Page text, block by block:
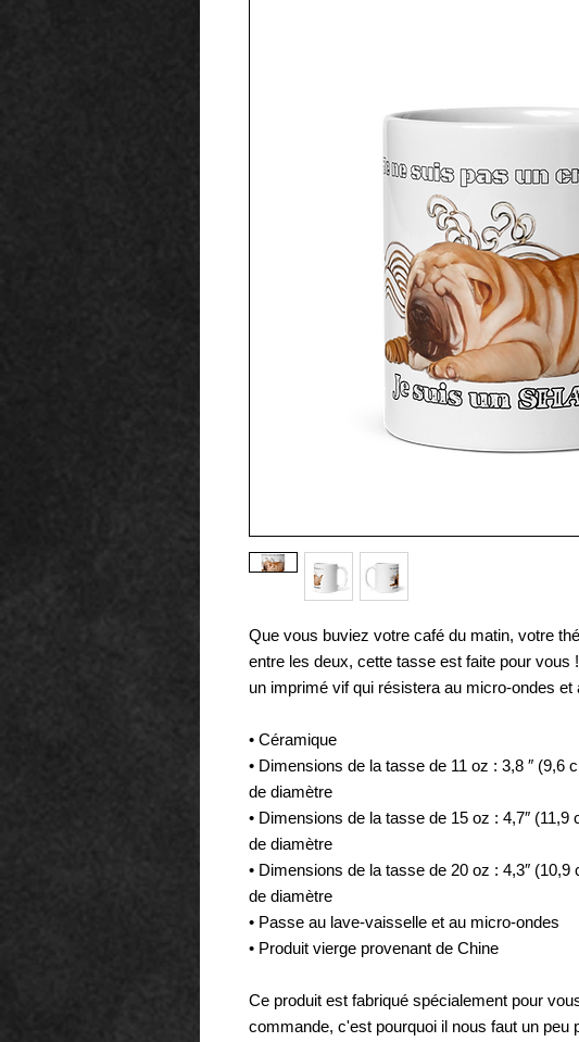
Que vous buviez votre café du matin, votre
entre les deux, cette tasse est faite pour vous
un imprimé vif qui résistera au micro-ondes et
• Céramique
• Dimensions de la tasse de 11 oz : 3,8 ″ (9,6
de diamètre
• Dimensions de la tasse de 15 oz : 4,7″ (11,9
de diamètre
• Dimensions de la tasse de 20 oz : 4,3″ (10,9
de diamètre
• Passe au lave-vaisselle et au micro-ondes
• Produit vierge provenant de Chine
Ce produit est fabriqué spécialement pour
commande, c'est pourquoi il nous faut un peu